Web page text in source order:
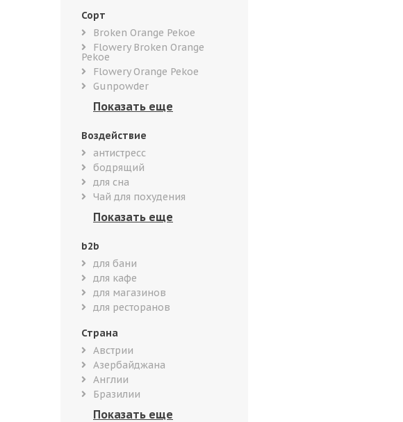
Сорт
Broken Orange Pekoe
Flowery Broken Orange
Pekoe
Flowery Orange Pekoe
Gunpowder
Воздействие
антистресс
бодрящий
для сна
Чай для похудения
b2b
для бани
для кафе
для магазинов
для ресторанов
Страна
Австрии
Азербайджана
Англии
Бразилии